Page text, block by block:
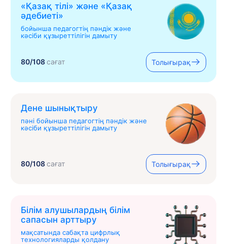
«Қазақ тілі» жəне «Қазақ
əдебиеті»
бойынша педагогтің пәндік және
кәсіби құзыреттілігін дамыту
80/108сағат Толығырақ
Дене шынықтыру
пәні бойынша педагогтің пәндік және
кәсіби құзыреттілігін дамыту
80/108сағат Толығырақ
Білім алушылардың білім
сапасын арттыру
мақсатында сабақта цифрлық
технологияларды қолдану